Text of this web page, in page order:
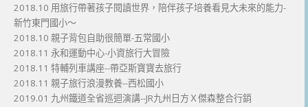
2018.10 用旅行帶著孩子閱讀世界，陪伴孩子培養看見大未來的能力-
新竹東門國小～
2018.10 親子背包自助很簡單-五常國小
2018.11 永和運動中心-小資旅行大冒險
2018.11 特輔列車講座--帶亞斯寶寶去旅行
2018.11 親子旅行浪漫教養--西松國小
2019.01 九州鐵道全省巡迴演講--JR九州日方Ｘ傑森整合行銷